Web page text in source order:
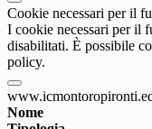
Cookie necessari per il
I cookie necessari per il
disabilitati. È possibile
policy.
Nome